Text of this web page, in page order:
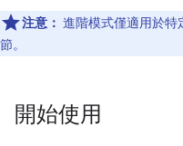
注意： 進階模式僅適用於特
節。
開始使用